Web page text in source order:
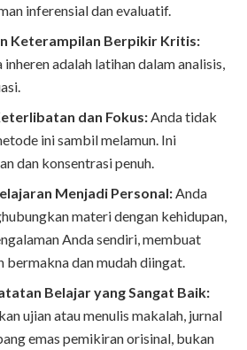
inferensial dan evaluatif.
Keterampilan Berpikir Kritis:
adalah latihan dalam analisis,
dan Fokus:Anda tidak
ini sambil melamun. Ini
dan konsentrasi penuh.
Menjadi Personal:Anda
materi dengan kehidupan,
Anda sendiri, membuat
bermakna dan mudah diingat.
Belajar yang Sangat Baik:
ujian atau menulis makalah, jurnal
emas pemikiran orisinal, bukan